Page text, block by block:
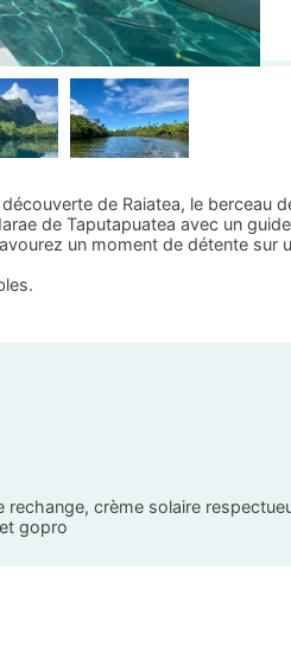
de Raiatea, le berceau
de Taputapuatea avec un
un moment de détente sur
rechange, crème solaire
gopro